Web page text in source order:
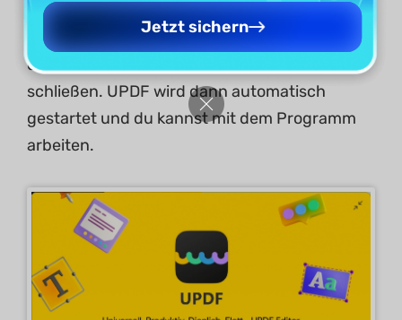
können Sie das Installationsfenster durch
Klicken auf die Schaltfläche „loslegen“ oder
den Pfeil in der oberen rechten Ecke
schließen. UPDF wird dann automatisch
gestartet und du kannst mit dem Programm
arbeiten.
Jetzt sichern